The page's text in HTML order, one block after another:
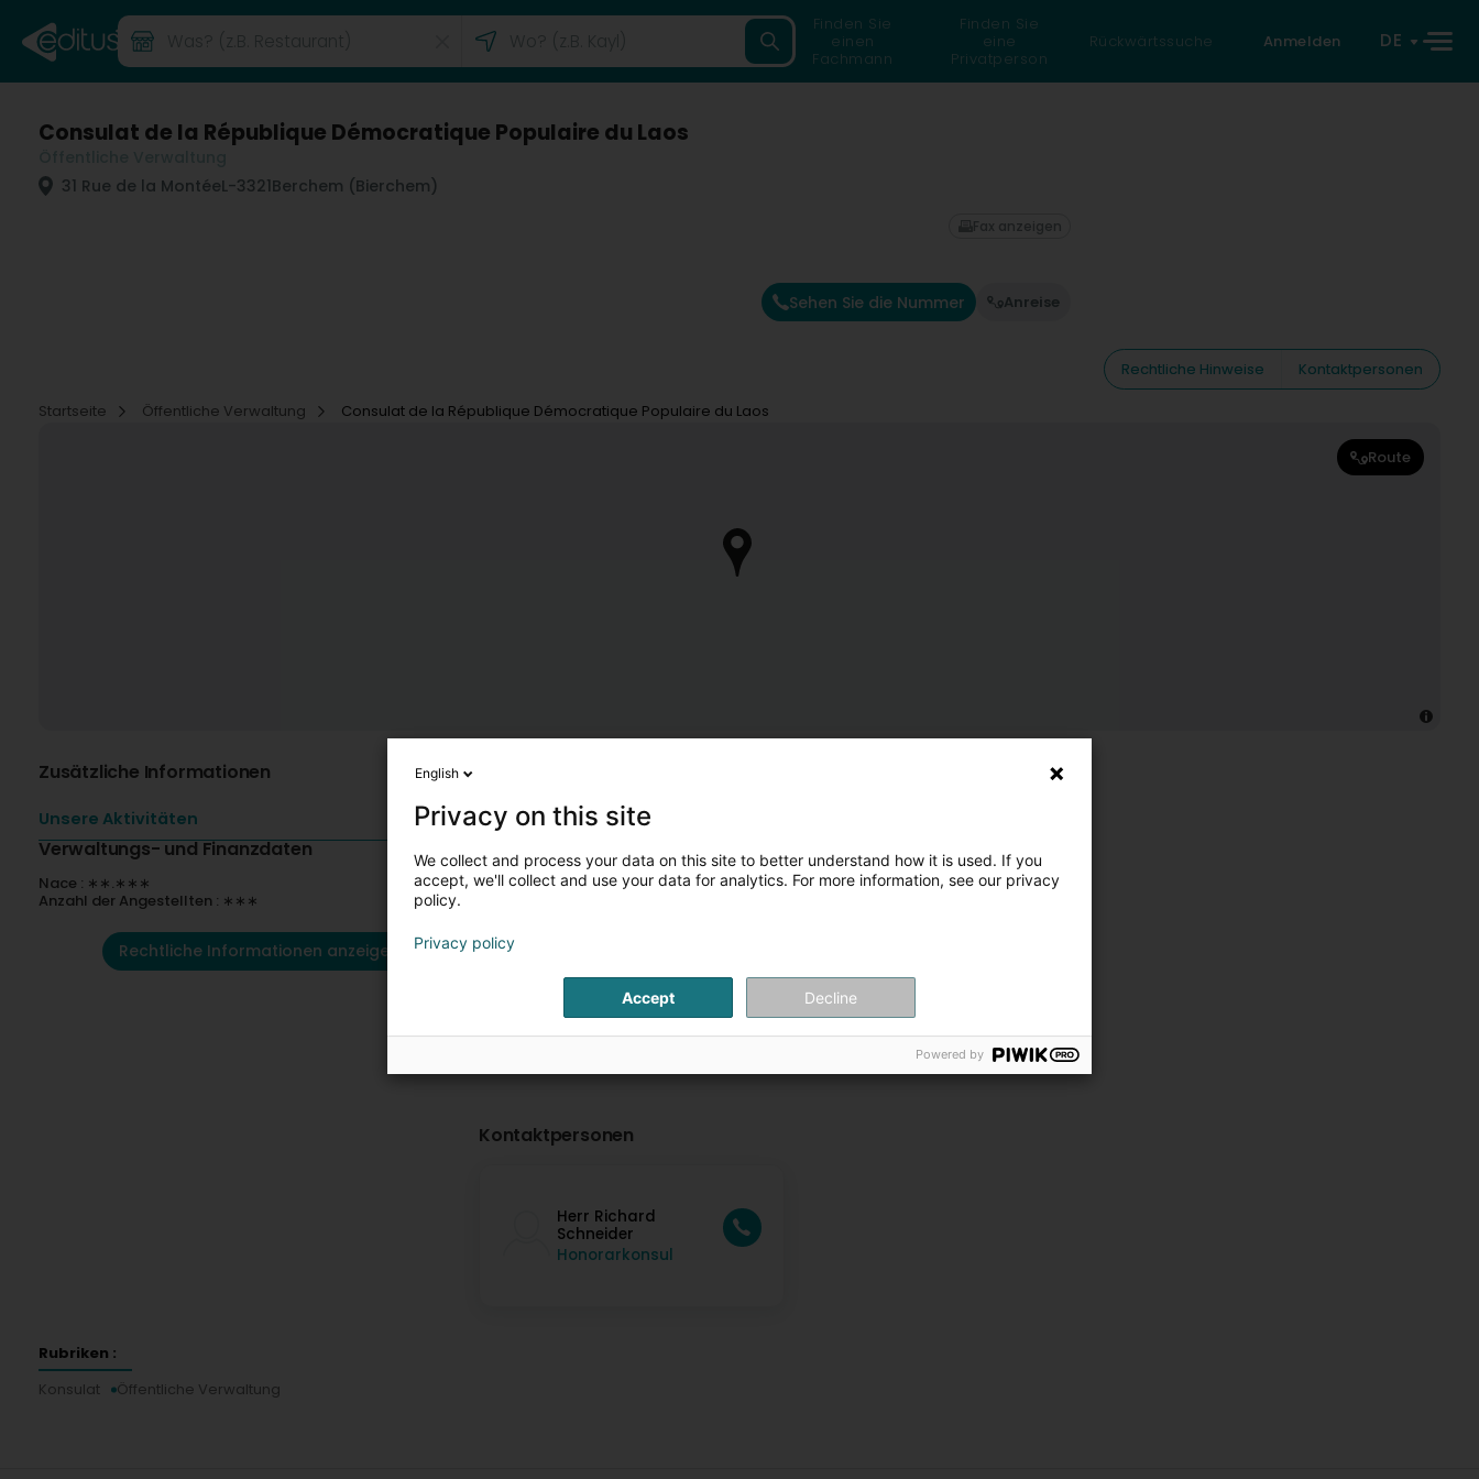
Finden Sie
einen
Fachmann
Finden Sie
eine
Privatperson
Rückwärtssuche Anmelden DE
Consulat de la République Démocratique Populaire du Laos
31 Rue de la MontéeL-3321Berchem (Bierchem)
Sehen Sie die Nummer Anreise
Fax anzeigen
Rechtliche Hinweise
Kontaktpersonen
Startseite
Öffentliche Verwaltung Consulat de la République Démocratique Populaire du Laos
Route
Zusätzliche Informationen
Unsere Aktivitäten
Verwaltungs- und Finanzdaten
Nace : ∗∗.∗∗∗
Anzahl der Angestellten : ∗∗∗
Rechtliche Informationen anzeigen
Kontaktpersonen
Herr Richard
Schneider
Honorarkonsul
Rubriken :
Konsulat
Öffentliche Verwaltung
English
Privacy on this site
We collect and process your data on this site to better understand how it is used. If you
accept, we'll collect and use your data for analytics. For more information, see our privacy
policy.
Privacy policy
Accept Decline
Powered by